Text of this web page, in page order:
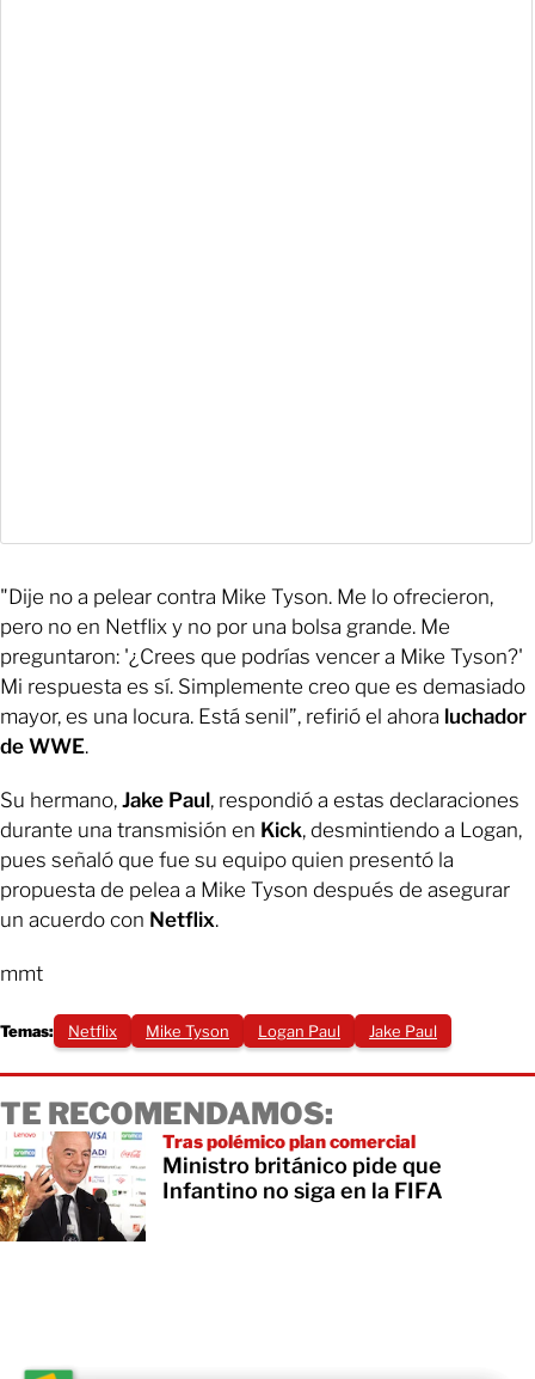
"Dije no a pelear contra Mike Tyson. Me lo ofrecieron,
pero no en Netflix y no por una bolsa grande. Me
preguntaron: '¿Crees que podrías vencer a Mike Tyson?'
Mi respuesta es sí. Simplemente creo que es demasiado
mayor, es una locura. Está senil”, refirió el ahora luchador
de WWE.
Su hermano, Jake Paul, respondió a estas declaraciones
durante una transmisión en Kick, desmintiendo a Logan,
pues señaló que fue su equipo quien presentó la
propuesta de pelea a Mike Tyson después de asegurar
un acuerdo con Netflix.
mmt
Temas: Netflix Mike Tyson Logan Paul Jake Paul
TE RECOMENDAMOS:
Tras polémico plan comercial
Ministro británico pide que
Infantino no siga en la FIFA